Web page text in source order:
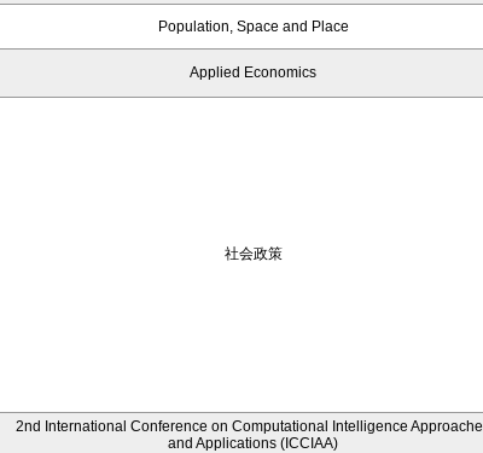
Population, Space and Place
Applied Economics
社会政策
2nd International Conference on Computational Intelligence
and Applications (ICCIAA)